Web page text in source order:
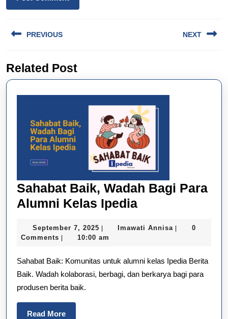
navigation
PREVIOUS
post:
NEXT
Related Post
Sahabat Baik, Wadah Bagi Para
Alumni Kelas IpediaSahabat
Wadah
Para
Alumni
September 7, 2025 September
7,
Imawati Annisa Imawati
0
Comments
10:00 am
Sahabat Baik: Komunitas untuk alumni kelas Ipedia Berita
Baik. Wadah kolaborasi, berbagi, dan berkarya bagi para
produsen berita baik.
Read MoreRead